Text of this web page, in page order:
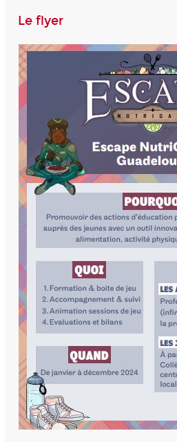
Le flyer